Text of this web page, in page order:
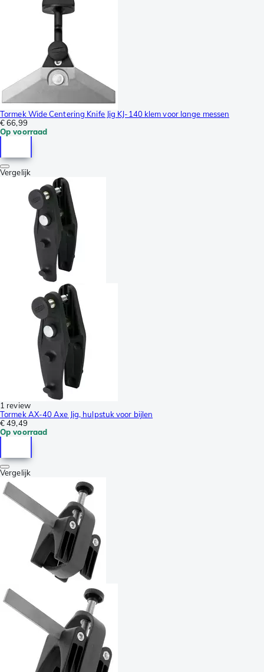
Tormek Wide Centering Knife Jig KJ-140 klem voor lange messen
€ 66,99
Op voorraad
Vergelijk
1 review
Tormek AX-40 Axe Jig, hulpstuk voor bijlen
€ 49,49
Op voorraad
Vergelijk